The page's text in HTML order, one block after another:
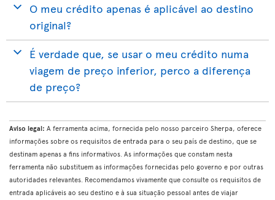
O meu crédito apenas é aplicável ao destino
original?
É verdade que, se usar o meu crédito numa
viagem de preço inferior, perco a diferença
de preço?
Aviso legal: A ferramenta acima, fornecida pelo nosso parceiro Sherpa, oferece
informações sobre os requisitos de entrada para o seu país de destino, que se
destinam apenas a fins informativos. As informações que constam nesta
ferramenta não substituem as informações fornecidas pelo governo e por outras
autoridades relevantes. Recomendamos vivamente que consulte os requisitos de
entrada aplicáveis ao seu destino e à sua situação pessoal antes de viajar